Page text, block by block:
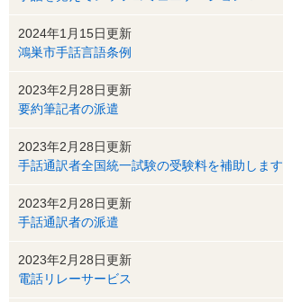
2024年1月15日更新
鴻巣市手話言語条例
2023年2月28日更新
要約筆記者の派遣
2023年2月28日更新
手話通訳者全国統一試験の受験料を補助します
2023年2月28日更新
手話通訳者の派遣
2023年2月28日更新
電話リレーサービス